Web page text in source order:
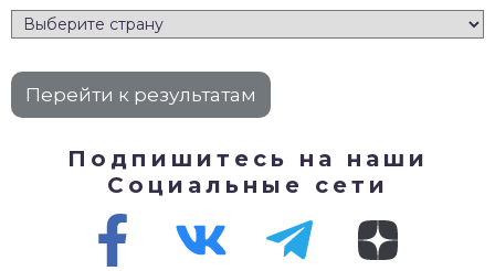
Подпишитесь на наши
Социальные сети